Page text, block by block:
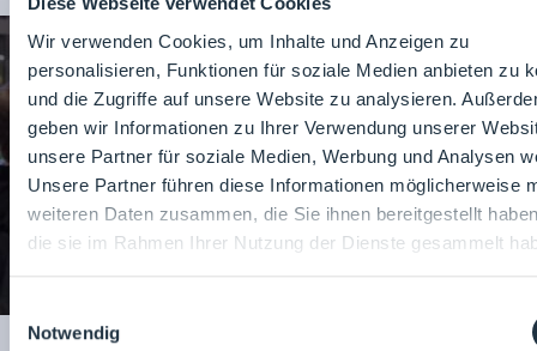
Wir verwenden Cookies, um Inhalte und Anzeigen zu
personalisieren, Funktionen für soziale Medien anbieten zu
und die Zugriffe auf unsere Website zu analysieren.
geben wir Informationen zu Ihrer Verwendung unserer
unsere Partner für soziale Medien, Werbung und Analysen
Unsere Partner führen diese Informationen möglicherweise
weiteren Daten zusammen, die Sie ihnen bereitgestellt
die sie im Rahmen Ihrer Nutzung der Dienste gesammelt
Notwendig
zu
regeln.